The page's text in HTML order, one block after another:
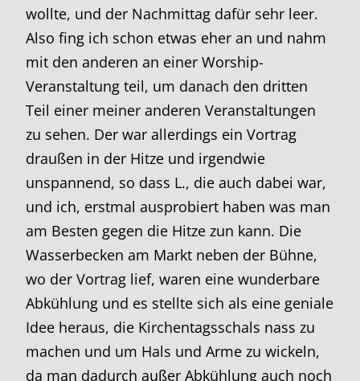
wollte, und der Nachmittag dafür sehr leer.
Also fing ich schon etwas eher an und nahm
mit den anderen an einer Worship-
Veranstaltung teil, um danach den dritten
Teil einer meiner anderen Veranstaltungen
zu sehen. Der war allerdings ein Vortrag
draußen in der Hitze und irgendwie
unspannend, so dass L., die auch dabei war,
und ich, erstmal ausprobiert haben was man
am Besten gegen die Hitze zun kann. Die
Wasserbecken am Markt neben der Bühne,
wo der Vortrag lief, waren eine wunderbare
Abkühlung und es stellte sich als eine geniale
Idee heraus, die Kirchentagsschals nass zu
machen und um Hals und Arme zu wickeln,
da man dadurch außer Abkühlung auch noch